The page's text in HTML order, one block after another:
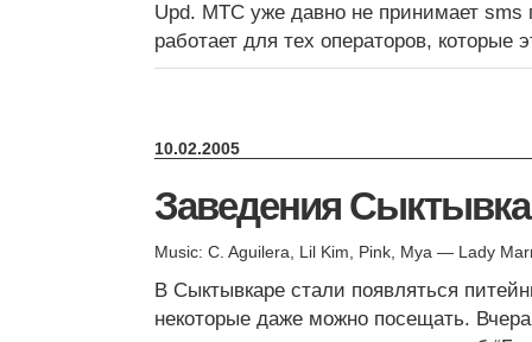
Upd. МТС уже давно не принимает sms
работает для тех операторов, которые
10.02.2005
Заведения
Music: C. Aguilera, Lil Kim, Pink, Mya — Lady
В Сыктывкаре стали появляться
некоторые даже можно посещать.